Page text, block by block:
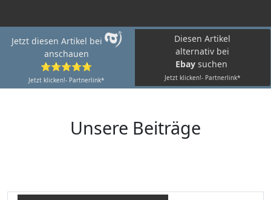
Jetzt diesen Artikel bei
anschauen
⭐⭐⭐⭐⭐
Jetzt klicken!- Partnerlink*
Diesen Artikel
alternativ bei
Ebay suchen
Jetzt klicken!- Partnerlink*
Unsere Beiträge